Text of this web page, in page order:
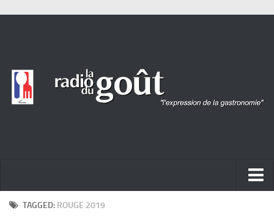
ACTUALITÉ
TAGGED: ROUGE 2019